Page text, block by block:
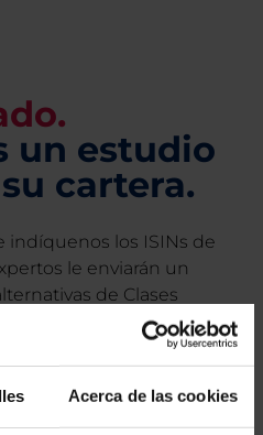
Acerca de las cookies
un estudio
cartera.
indíquenos los ISINs de
le enviarán un
de Clases
ahorrar en sus costes.